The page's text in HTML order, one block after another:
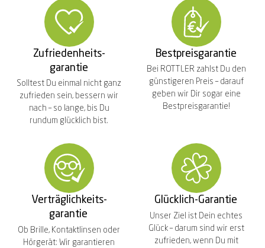
Zufriedenheits-
garantie
Solltest Du einmal nicht ganz
zufrieden sein, bessern wir
nach – so lange, bis Du
rundum glücklich bist.
Bestpreisgarantie
Bei ROTTLER zahlst Du den
günstigeren Preis – darauf
geben wir Dir sogar eine
Bestpreisgarantie!
Verträglichkeits-
garantie
Ob Brille, Kontaktlinsen oder
Hörgerät: Wir garantieren
Glücklich-Garantie
Unser Ziel ist Dein echtes
Glück – darum sind wir erst
zufrieden, wenn Du mit